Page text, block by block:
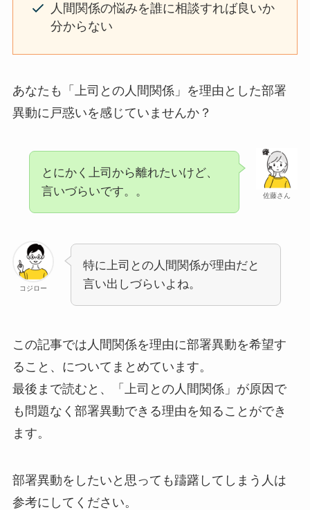
人間関係の悩みを誰に相談すれば良いか
分からない
あなたも「上司との人間関係」を理由とした部署
異動に戸惑いを感じていませんか？
佐藤さん
とにかく上司から離れたいけど、
言いづらいです。。
コジロー
特に上司との人間関係が理由だと
言い出しづらいよね。
この記事では人間関係を理由に部署異動を希望す
ること、についてまとめています。
最後まで読むと、「上司との人間関係」が原因で
も問題なく部署異動できる理由を知ることができ
ます。
部署異動をしたいと思っても躊躇してしまう人は
参考にしてください。